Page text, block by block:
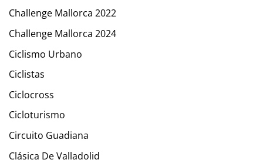
Challenge Mallorca 2022
Challenge Mallorca 2024
Ciclismo Urbano
Ciclistas
Ciclocross
Cicloturismo
Circuito Guadiana
Clásica De Valladolid